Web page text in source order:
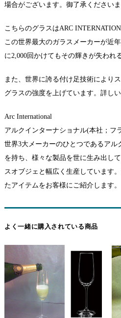
場合がございます。御了承くださいま
こちらのグラスはARC
この世界最大のガラスメーカーが近
に2,000回かけてもその輝きが失われ
また、世界に誇る付け足技術により
グラスの強度を上げています。詳し
Arc International
アルクインターナショナル(本社；フ
世界3大メーカーのひとつであるアル
を持ち、様々な製品を世に生み出し
スオブジェと幅広く生産しています
たアイテムをお客様にご紹介します。
よく一緒に購入されている商品